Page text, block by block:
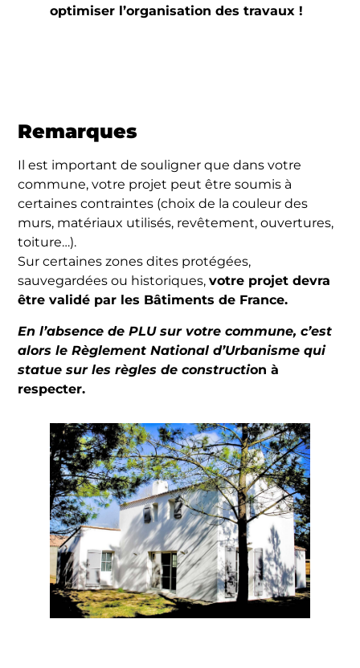
optimiser l’organisation des travaux !
Remarques
Il est important de souligner que dans votre
commune, votre projet peut être soumis à
certaines contraintes (choix de la couleur des
murs, matériaux utilisés, revêtement, ouvertures,
toiture…).
Sur certaines zones dites protégées,
sauvegardées ou historiques,votre projet devra
être validé par les Bâtiments de France.
En l’absence de PLU sur votre commune, c’est
alors le Règlement National d’Urbanisme qui
statue sur les règles de construction à
respecter.